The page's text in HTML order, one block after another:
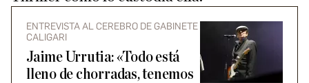
ENTREVISTA AL CEREBRO DE GABINETE
CALIGARI
Jaime Urrutia: «Todo está
lleno de chorradas, tenemos